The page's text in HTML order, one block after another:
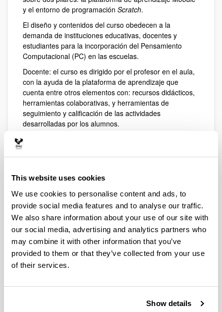
This website uses cookies
We use cookies to personalise content and ads, to
provide social media features and to analyse our traffic.
We also share information about your use of our site with
our social media, advertising and analytics partners who
may combine it with other information that you’ve
provided to them or that they’ve collected from your use
of their services.
Show details
y el entorno de programación Scratch.
El diseño y contenidos del curso obedecen a la
demanda de instituciones educativas, docentes y
estudiantes para la incorporación del Pensamiento
Computacional (PC) en las escuelas.
Docente: el curso es dirigido por el profesor en el aula,
con la ayuda de la plataforma de aprendizaje que
cuenta entre otros elementos con: recursos didácticos,
herramientas colaborativas, y herramientas de
seguimiento y calificación de las actividades
desarrolladas por los alumnos.
Estudiantes: el diseño del curso responde a un modelo
actividad y motivación de los estudiantes a través de la
realizados por sus compañeros.
Up
Curso PC-01